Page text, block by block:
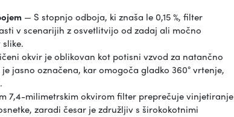
— S stopnjo odboja, ki znaša le 0,15 %, filter
v scenarijih z osvetlitvijo od zadaj ali močno
okvir je oblikovan kot potisni vzvod za natančno
jasno označena, kar omogoča gladko 360° vrtenje,
7,4-milimetrskim okvirom filter preprečuje vinjetiranje
zaradi česar je združljiv s širokokotnimi